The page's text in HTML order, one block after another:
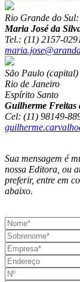
Rio Grande do Sul:
Maria José da
Tel.: (11) 2157-
São Paulo (capital)
Rio de Janeiro
Espírito Santo
Guilherme Freitas
Cel: (11) 98149-
Sua mensagem é
nossa Editora, ou
preferir, entre em
abaixo.